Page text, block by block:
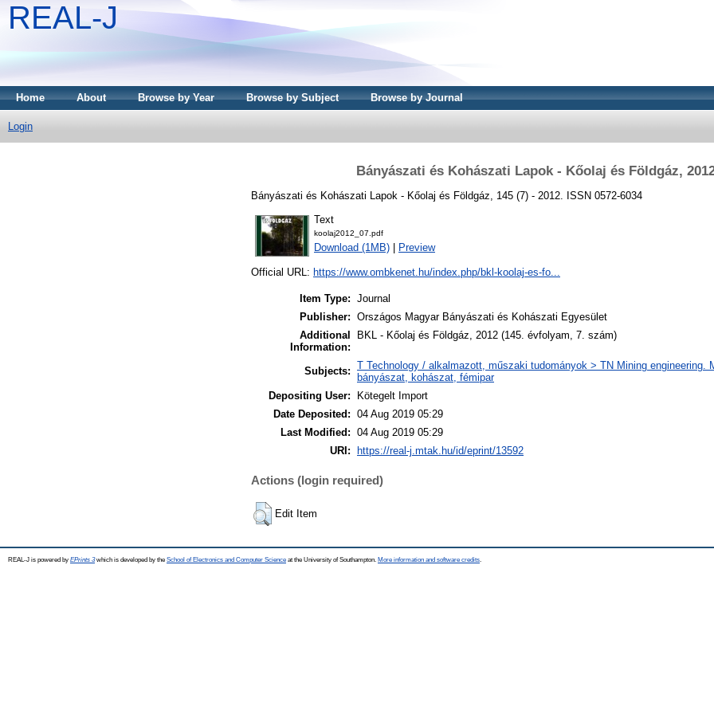
REAL-J
Home About Browse by Year Browse by Subject Browse by Journal
Login
Bányászati és Kohászati Lapok - Kőolaj és Földgáz,
Bányászati és Kohászati Lapok - Kőolaj és Földgáz, 145 (7) - 2012. ISSN 0572-6034
Text
koolaj2012_07.pdf
Download (1MB) Preview
Official URL: https://www.ombkenet.hu/index.php/bkl-koolaj-es-fo...
Item Type: Journal
Publisher: Országos Magyar Bányászati és Kohászati Egyesület
Additional
Information:
BKL - Kőolaj és Földgáz, 2012 (145. évfolyam, 7. szám)
Subjects: T Technology / alkalmazott, műszaki tudományok > TN Mining engineering.
bányászat, kohászat, fémipar
Depositing User:
Kötegelt Import
Date Deposited: 04 Aug 2019 05:29
Last Modified: 04 Aug 2019 05:29
URI:
https://real-j.mtak.hu/id/eprint/13592
Actions (login required)
Edit Item
REAL-J is powered by EPrints 3which is developed by the School of Electronics and Computer Science at the University of Southampton. More information and software credits